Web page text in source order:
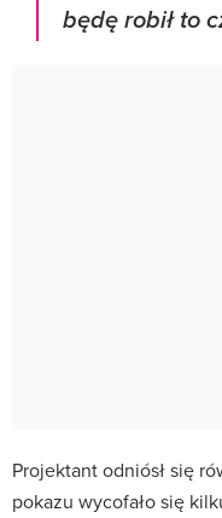
będę robił to
Projektant odniósł się
pokazu wycofało się